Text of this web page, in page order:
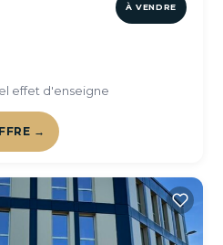
À VENDRE
effet d'enseigne
→